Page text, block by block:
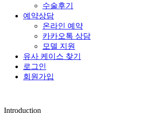
수술후기
예약상담
온라인 예약
카카오톡 상담
모델 지원
유사 케이스 찾기
로그인
회원가입
Introduction